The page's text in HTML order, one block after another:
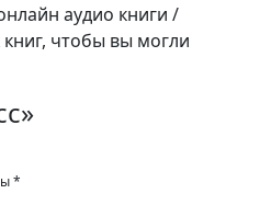
аудио книги /
чтобы вы могли
*